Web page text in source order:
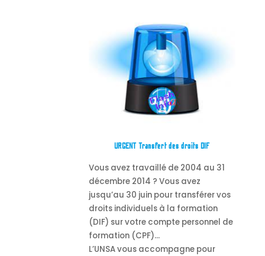
URGENT Transfert des droits DIF
Vous avez travaillé de 2004 au 31
décembre 2014 ? Vous avez
jusqu’au 30 juin pour transférer vos
droits individuels à la formation
(DIF) sur votre compte personnel de
formation (CPF)…
L’UNSA vous accompagne pour